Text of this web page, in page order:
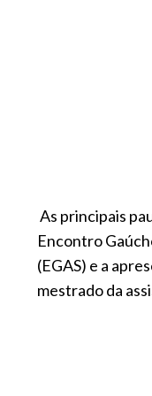
As principais
Encontro
(EGAS) e a
mestrado da